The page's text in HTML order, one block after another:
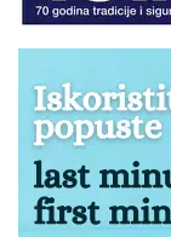
NAPOMENA za
prevoznom
od kapaciteta i
željenog sedišta.
Ukoliko Vam
pogledajte
ostrvuEvia